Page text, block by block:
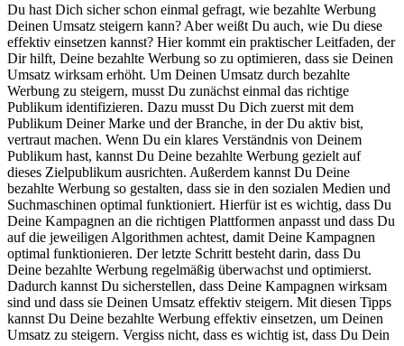
Du hast Dich sicher schon einmal gefragt, wie bezahlte Werbung
Deinen Umsatz steigern kann? Aber weißt Du auch, wie Du diese
effektiv einsetzen kannst? Hier kommt ein praktischer Leitfaden, der
Dir hilft, Deine bezahlte Werbung so zu optimieren, dass sie Deinen
Umsatz wirksam erhöht. Um Deinen Umsatz durch bezahlte
Werbung zu steigern, musst Du zunächst einmal das richtige
Publikum identifizieren. Dazu musst Du Dich zuerst mit dem
Publikum Deiner Marke und der Branche, in der Du aktiv bist,
vertraut machen. Wenn Du ein klares Verständnis von Deinem
Publikum hast, kannst Du Deine bezahlte Werbung gezielt auf
dieses Zielpublikum ausrichten. Außerdem kannst Du Deine
bezahlte Werbung so gestalten, dass sie in den sozialen Medien und
Suchmaschinen optimal funktioniert. Hierfür ist es wichtig, dass Du
Deine Kampagnen an die richtigen Plattformen anpasst und dass Du
auf die jeweiligen Algorithmen achtest, damit Deine Kampagnen
optimal funktionieren. Der letzte Schritt besteht darin, dass Du
Deine bezahlte Werbung regelmäßig überwachst und optimierst.
Dadurch kannst Du sicherstellen, dass Deine Kampagnen wirksam
sind und dass sie Deinen Umsatz effektiv steigern. Mit diesen Tipps
kannst Du Deine bezahlte Werbung effektiv einsetzen, um Deinen
Umsatz zu steigern. Vergiss nicht, dass es wichtig ist, dass Du Dein